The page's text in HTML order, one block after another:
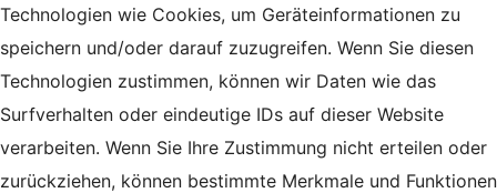
Technologien wie Cookies, um Geräteinformationen zu
speichern und/oder darauf zuzugreifen. Wenn Sie diesen
Technologien zustimmen, können wir Daten wie das
Surfverhalten oder eindeutige IDs auf dieser Website
verarbeiten. Wenn Sie Ihre Zustimmung nicht erteilen oder
zurückziehen, können bestimmte Merkmale und Funktionen